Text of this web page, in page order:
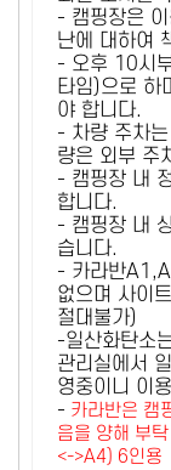
- 캠핑장은
난에 대하여
- 오후 10시
타임)으로 하
야 합니다.
- 차량 주차
량은 외부 주
- 캠핑장 내
합니다.
- 캠핑장 내
습니다.
- 카라반
없으며 사이
절대불가)
-일산화탄소
관리실에서
영중이니 이
- 카라반은 캠
음을 양해 부
<->A4) 6인용